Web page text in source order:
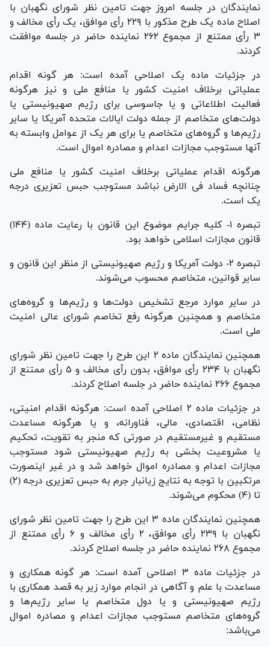
نمایندگان در جلسه امروز جهت تامین نظر شورای نگهبان با
اصلاح ماده یک طرح مذکور با ۲۲۹ رأی موافق، یک رأی مخالف و
۳ رأی ممتنع از مجموع ۲۶۲ نماینده حاضر در جلسه موافقت
کردند.
در جزئیات ماده یک اصلاحی آمده است: هر گونه اقدام
عملیاتی برخلاف امنیت کشور یا منافع ملی و نیز هرگونه
فعالیت اطلاعاتی و یا جاسوسی برای رژیم صهیونیستی یا
دولت‌های متخاصم از جمله دولت ایالات متحده آمریکا یا سایر
رژیم‌ها و گروه‌های متخاصم یا برای هر یک از عوامل وابسته به
آنها مستوجب مجازات اعدام و مصادره اموال است.
هرگونه اقدام عملیاتی برخلاف امنیت کشور یا منافع ملی
چنانچه فساد فی الارض نباشد مستوجب حبس تعزیری درجه
یک است.
تبصره ۱- کلیه جرایم موضوع این قانون با رعایت ماده (۱۴۴)
قانون مجازات اسلامی خواهد بود.
تبصره ۲- دولت آمریکا و رژیم صهیونیستی از منظر این قانون و
سایر قوانین، متخاصم محسوب می‌شوند.
در سایر موارد مرجع تشخیص دولت‌ها و رژیم‌ها و گروه‌های
متخاصم و همچنین هرگونه رفع تخاصم شورای عالی امنیت
ملی است.
همچنین نمایندگان ماده ۲ این طرح را جهت تامین نظر شورای
نگهبان با ۲۳۴ رأی موافق، بدون رأی مخالف و ۵ رأی ممتنع از
مجموع ۲۶۶ نماینده حاضر در جلسه اصلاح کردند.
در جزئیات ماده ۲ اصلاحی آمده است: هرگونه اقدام امنیتی،
نظامی، اقتصادی، مالی، فناورانه، و یا هرگونه مساعدت
مستقیم و غیرمستقیم در صورتی که منجر به تقویت، تحکیم
یا مشروعیت بخشی به رژیم صهیونیستی شود مستوجب
مجازات اعدام و مصادره اموال خواهد شد و در غیر اینصورت
مرتکبین با توجه به نتایج زیانبار جرم به حبس تعزیری درجه (۲)
تا (۴) محکوم می‌شوند.
همچنین نمایندگان ماده ۳ این طرح را جهت تامین نظر شورای
نگهبان با ۲۳۹ رأی موافق، ۲ رأی مخالف و ۶ رأی ممتنع از
مجموع ۲۶۸ نماینده حاضر در جلسه اصلاح کردند.
در جزئیات ماده ۳ اصلاحی آمده است: هر گونه همکاری و
مساعدت با علم و آگاهی در انجام موارد زیر به قصد همکاری با
رژیم صهیونیستی و یا دول متخاصم یا سایر رژیم‌ها و
گروه‌های متخاصم مستوجب مجازات اعدام و مصادره اموال
می‌باشد: